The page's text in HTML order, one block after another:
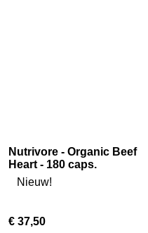
Nutrivore - Organic Beef
Heart - 180 caps.
Nieuw!
€ 37,50